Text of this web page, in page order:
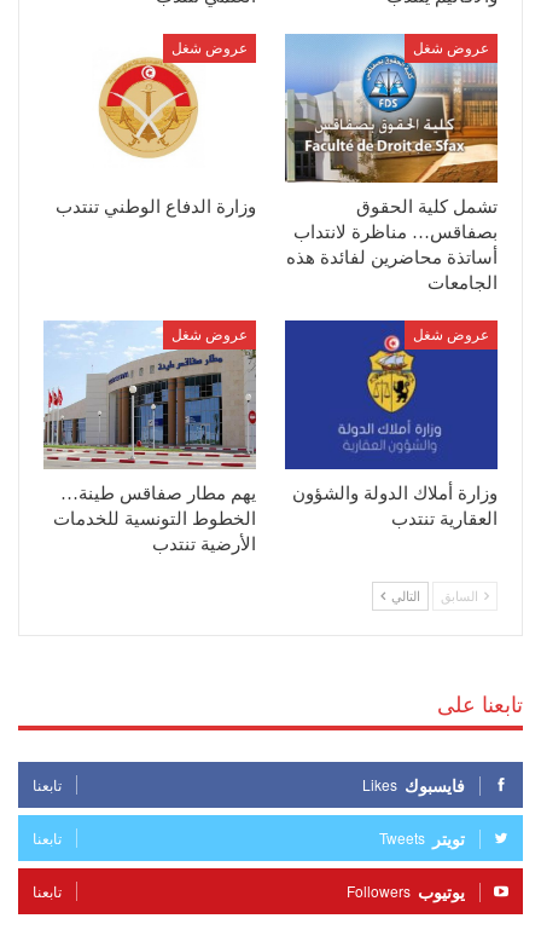
عروض شغل
تشمل كلية الحقوق
بصفاقس… مناظرة لانتداب
أساتذة محاضرين لفائدة هذه
الجامعات
عروض شغل
وزارة الدفاع الوطني تنتدب
عروض شغل
وزارة أملاك الدولة والشؤون
العقارية تنتدب
عروض شغل
يهم مطار صفاقس طينة…
الخطوط التونسية للخدمات
الأرضية تنتدب
السابق التالي
تابعنا على
فايسبوك Likes تابعنا
تويتر Tweets تابعنا
يوتيوب Followers تابعنا